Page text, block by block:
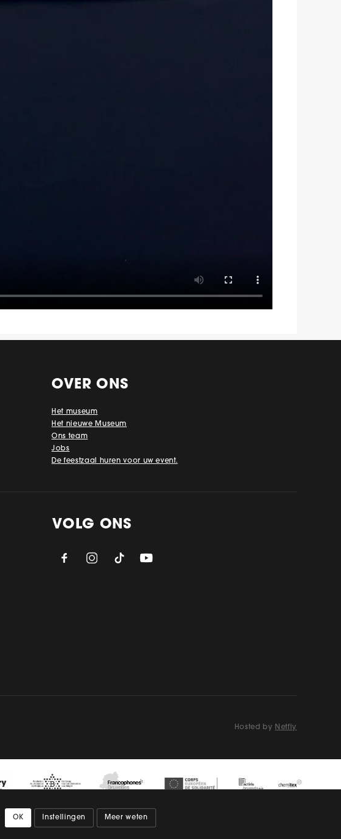
OVER ONS
Het museum
Het nieuwe Museum
Ons team
Jobs
De feestzaal huren voor uw event.
VOLG ONS
Hosted by Netfly
OK Instellingen Meer weten